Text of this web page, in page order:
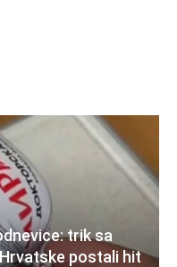
trik sa
postali hit